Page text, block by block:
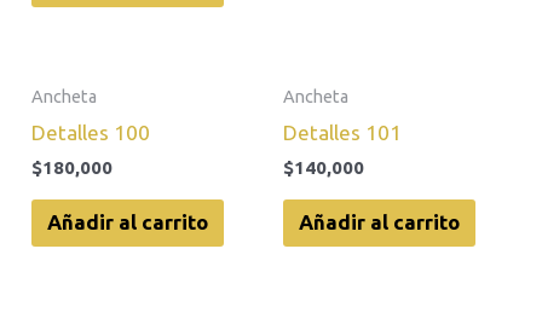
Ancheta
Detalles 100
$180,000
Añadir al carrito
Ancheta
Detalles 101
$140,000
Añadir al carrito